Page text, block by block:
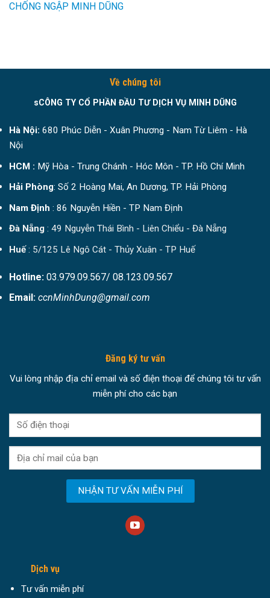
CHỐNG NGẬP MINH DŨNG
Về chúng tôi
sCÔNG TY CỔ PHẦN ĐẦU TƯ DỊCH VỤ MINH DŨNG
Hà Nội: 680 Phúc Diễn - Xuân Phương - Nam Từ Liêm - Hà
Nội
HCM : Mỹ Hòa - Trung Chánh - Hóc Môn - TP. Hồ Chí Minh
Hải Phòng: Số 2 Hoàng Mai, An Dương, TP. Hải Phòng
Nam Định : 86 Nguyễn Hiền - TP Nam Định
Đà Nẵng : 49 Nguyễn Thái Bình - Liên Chiểu - Đà Nẵng
Huế: 5/125 Lê Ngô Cát - Thủy Xuân - TP Huế
Hotline: 03.979.09.567/ 08.123.09.567
Email: ccnMinhDung@gmail.com
Đăng ký tư vấn
Vui lòng nhập địa chỉ email và số điện thoại để chúng tôi tư vấn
miễn phí cho các bạn
Dịch vụ
Tư vấn miễn phí